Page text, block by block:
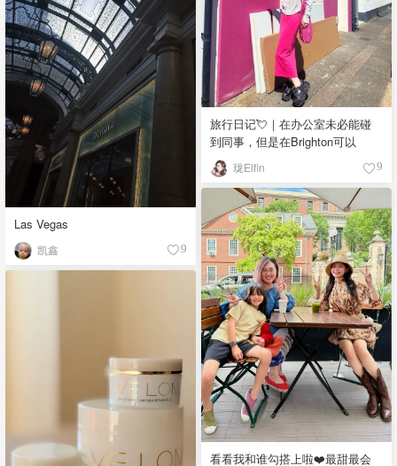
旅行日记💘｜在办公室未必能碰
到同事，但是在Brighton可以
珑Elfin 9
Las Vegas
凯鑫 9
看看我和谁勾搭上啦❤️最甜最会